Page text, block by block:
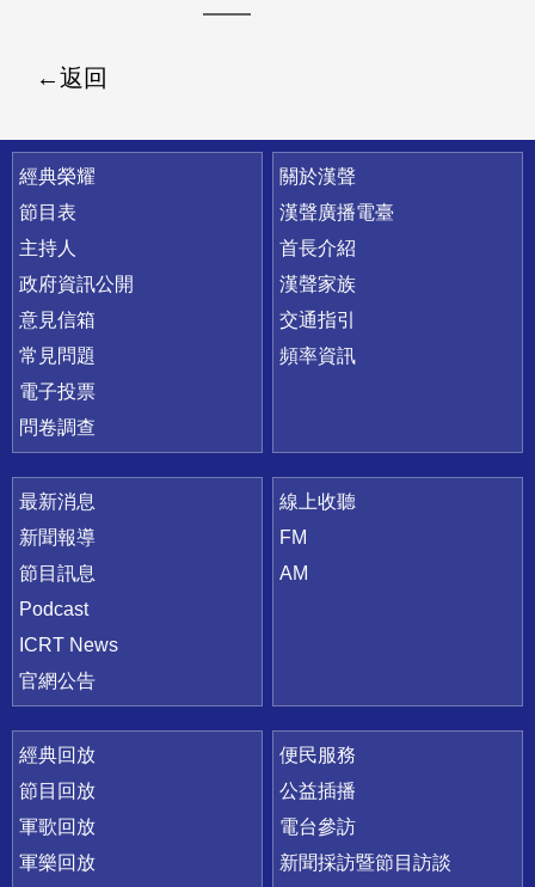
返回
快速連結
經典榮耀
節目表
主持人
政府資訊公開
意見信箱
常見問題
電子投票
問卷調查
關於漢聲
漢聲廣播電臺
首長介紹
漢聲家族
交通指引
頻率資訊
最新消息
新聞報導
節目訊息
Podcast
ICRT News
官網公告
線上收聽
FM
AM
經典回放
節目回放
軍歌回放
軍樂回放
便民服務
公益插播
電台參訪
新聞採訪暨節目訪談